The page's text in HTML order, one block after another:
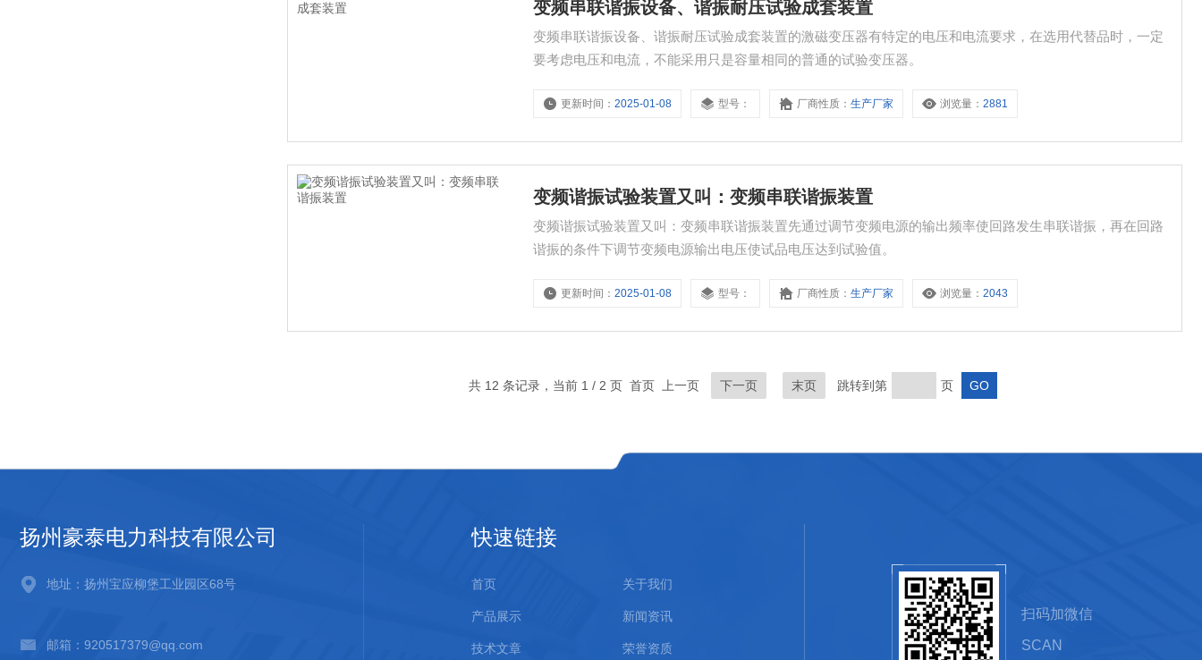
变频串联谐振设备、谐振耐压试验成套装置
变频串联谐振设备、谐振耐压试验成套装置的激磁变压器有特定的电压和电流要求，在选用代替品时，一定
要考虑电压和电流，不能采用只是容量相同的普通的试验变压器。
更新时间：2025-01-08 型号： 厂商性质：生产厂家 浏览量：2881
变频谐振试验装置又叫：变频串联谐振装置
变频谐振试验装置又叫：变频串联谐振装置先通过调节变频电源的输出频率使回路发生串联谐振，再在回路
谐振的条件下调节变频电源输出电压使试品电压达到试验值。
更新时间：2025-01-08 型号： 厂商性质：生产厂家 浏览量：2043
共 12 条记录，当前 1 / 2 页 首页 上一页 下一页 末页 跳转到第 页
扬州豪泰电力科技有限公司
地址：扬州宝应柳堡工业园区68号
邮箱：920517379@qq.com
快速链接
首页 关于我们
产品展示 新闻资讯
技术文章 荣誉资质
扫码加微信
SCAN